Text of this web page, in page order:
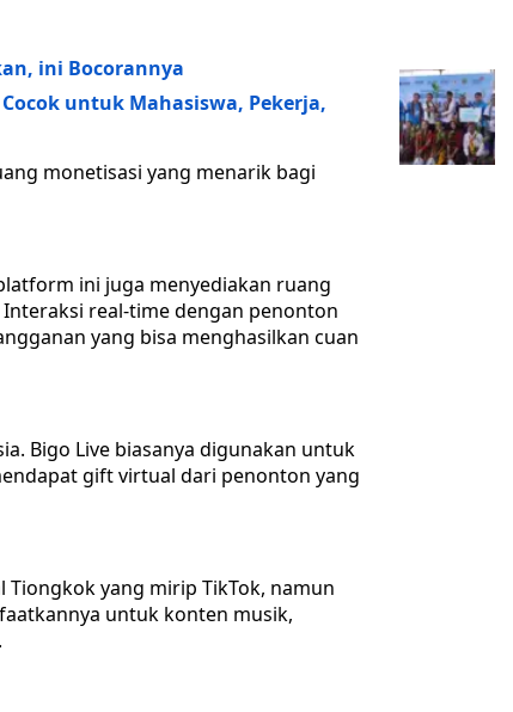
ini Bocorannya
untuk Mahasiswa, Pekerja,
monetisasi yang menarik bagi
ini juga menyediakan ruang
real-time dengan penonton
yang bisa menghasilkan cuan
Bigo Live biasanya digunakan untuk
gift virtual dari penonton yang
Tiongkok yang mirip TikTok, namun
untuk konten musik,